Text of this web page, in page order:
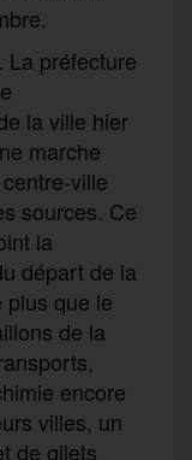
La préfecture
la ville hier
marche
ville
sources. Ce
la
départ de la
plus que le
de la
encore
villes, un
de gilets